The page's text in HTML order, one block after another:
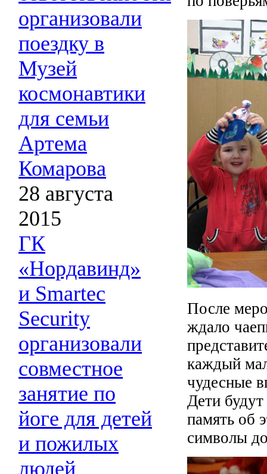
организовали
поездку в
Музей
космонавтики
для семьи
Артема
Комарова
28 августа
2015
ГК
«Нордавинд»
и Smartec
Security
организовали
совместное
занятие по
йоге для детей
и пожилых
людей
После
ждало
каждый
чудесные
Дети
память об
символы